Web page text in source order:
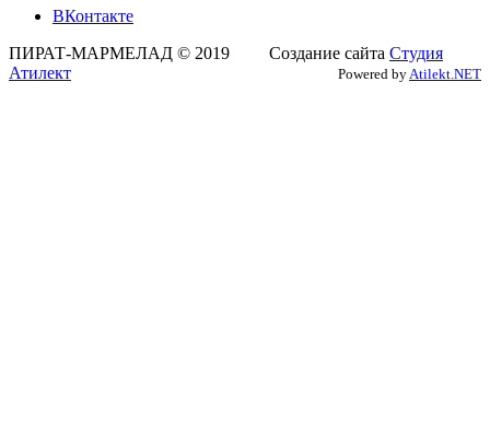
ВКонтакте
ПИРАТ-МАРМЕЛАД © 2019 Создание сайта Студия
Атилект
Powered by Atilekt.NET